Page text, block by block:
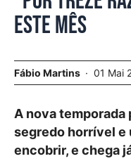
este mês
Fábio Martins 01 Mai
A nova temporada
segredo horrível e
encobrir, e chega